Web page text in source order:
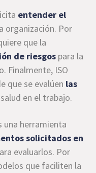
entender el
organización. Por
que la
de riesgos para la
Finalmente, ISO
que se evalúen las
en el trabajo.
una herramienta
solicitados en
evaluarlos. Por
que faciliten la